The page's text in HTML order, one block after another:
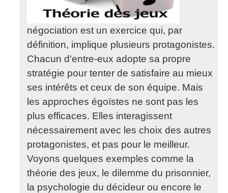
négociation est un exercice qui, par
définition, implique plusieurs protagonistes.
Chacun d'entre-eux adopte sa propre
stratégie pour tenter de satisfaire au mieux
ses intérêts et ceux de son équipe. Mais
les approches égoïstes ne sont pas les
plus efficaces. Elles interagissent
nécessairement avec les choix des autres
protagonistes, et pas pour le meilleur.
Voyons quelques exemples comme la
théorie des jeux, le dilemme du prisonnier,
la psychologie du décideur ou encore le